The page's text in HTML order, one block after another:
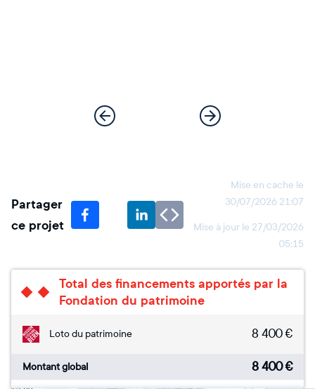
Partager
ce projet
Mise en cache le
30/07/2026 21:07
Mise à jour le 27/03/2026
05:15
Total des financements apportés par la
Fondation du patrimoine
Loto du patrimoine 8 400€
Montant global 8 400€